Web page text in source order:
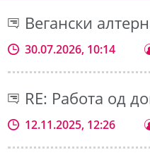
Вегански
30.07.2026, 10:14
RE: Работа од
12.11.2025, 12:26